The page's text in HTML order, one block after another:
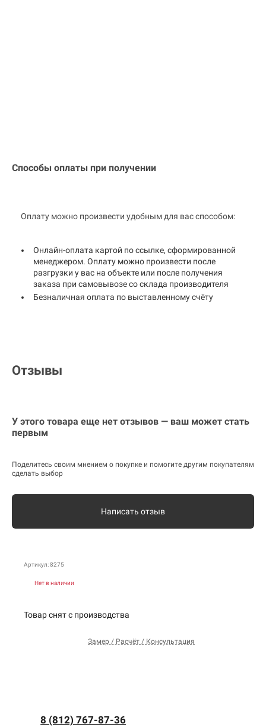
Способы оплаты при получении
Оплату можно произвести удобным для вас способом:
Онлайн-оплата картой по ссылке, сформированной
менеджером. Оплату можно произвести после
разгрузки у вас на объекте или после получения
заказа при самовывозе со склада производителя
Безналичная оплата по выставленному счёту
Отзывы
У этого товара еще нет отзывов — ваш может стать
первым
Поделитесь своим мнением о покупке и помогите другим покупателям
сделать выбор
Написать отзыв
Артикул: 8275
Нет в наличии
Товар снят с производства
Замер / Расчёт / Консультация
8 (812) 767-87-36